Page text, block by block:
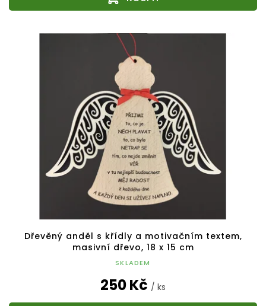
Dřevěný anděl s křídly a motivačním textem,
masivní dřevo, 18 x 15 cm
SKLADEM
250 Kč / ks